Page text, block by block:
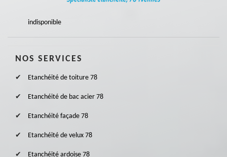
indisponible
NOS SERVICES
Etanchéité de toiture 78
Etanchéité de bac acier 78
Etanchéité façade 78
Etanchéité de velux 78
Etanchéité ardoise 78